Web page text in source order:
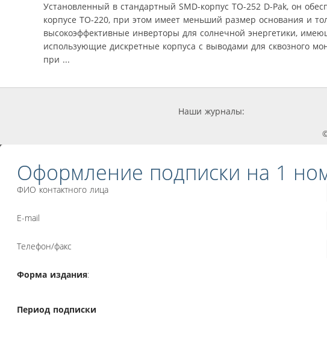
Установленный в стандартный SMD-корпус TO-252 D-Pak, он
корпусе TO-220, при этом имеет меньший размер основания и
высокоэффективные инверторы для солнечной энергетики,
использующие дискретные корпуса с выводами для сквозного
при ...
Наши журналы:
Оформление подписки на 1
ФИО контактного лица
E-mail
Телефон/факс
Форма издания:
Период подписки